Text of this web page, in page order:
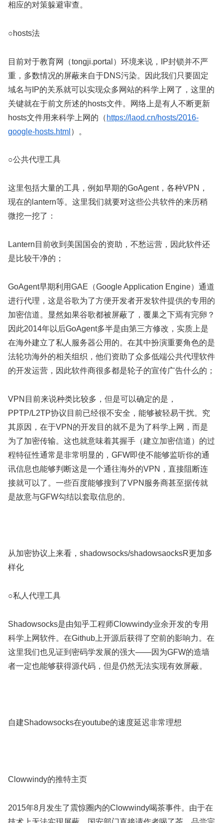
相应的对策躲避审查。
○hosts法
目前对于教育网（tongji.portal）环境来说，IP封锁并不严
重，多数情况的屏蔽来自于DNS污染。因此我们只要固定
域名与IP的关系就可以实现众多网站的科学上网了，这里的
关键就在于前文所述的hosts文件。网络上是有人不断更新
hosts文件用来科学上网的（ https://laod.cn/hosts/2016-
google-hosts.html ）。
○公共代理工具
这里包括大量的工具，例如早期的GoAgent，各种VPN，
现在的lantern等。这里我们就要对这些公共软件的来历稍
微挖一挖了：
Lantern目前收到美国国会的资助，不愁运营，因此软件还
是比较干净的；
GoAgent早期利用GAE（Google Application Engine）通道
进行代理，这是谷歌为了方便开发者开发软件提供的专用的
加密信道。显然如果谷歌都被屏蔽了，覆巢之下焉有完卵？
因此2014年以后GoAgent多半是由第三方修改，实质上是
在海外建立了私人服务器公用的。在其中扮演重要角色的是
法轮功海外的相关组织，他们资助了众多低端公共代理软件
的开发运营，因此软件商很多都是轮子的宣传广告什么的；
VPN目前来说种类比较多，但是可以确定的是，
PPTP/L2TP协议目前已经很不安全，能够被轻易干扰。究
其原因，在于VPN的开发目的就不是为了科学上网，而是
为了加密传输。这也就意味着其握手（建立加密信道）的过
程特征性通常是非常明显的，GFW即使不能够监听你的通
讯信息也能够判断这是一个通往海外的VPN，直接阻断连
接就可以了。一些百度能够搜到了VPN服务商甚至据传就
是故意与GFW勾结以套取信息的。
从加密协议上来看，shadowsocks/shadowsaocksR更加多
样化
○私人代理工具
Shadowsocks是由知乎工程师Clowwindy业余开发的专用
科学上网软件。在Github上开源后获得了空前的影响力。在
这里我们也见证到密码学发展的强大——因为GFW的造墙
者一定也能够获得源代码，但是仍然无法实现有效屏蔽。
自建Shadowsocks在youtube的速度延迟非常理想
Clowwindy的推特主页
2015年8月发生了震惊圈内的Clowwindy喝茶事件。由于在